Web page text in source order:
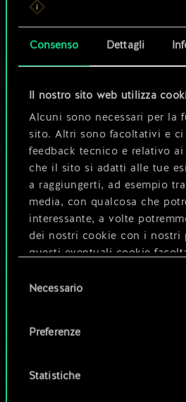
Consenso Dettagli
Il nostro sito web utilizza
Alcuni sono necessari per la
sito. Altri sono facoltativi e ci
feedback tecnico e relativo
che il sito si adatti alle tue
a raggiungerti, ad esempio
media, con qualcosa che
interessante, a volte
dei nostri cookie con i nostri
questi eventuali cookie
Tutti i dettagli su come
disponibili nel menu
delNecessario
Preferenze
Statistiche
molto
Dai un nome al mazzo e
guida
Modifica